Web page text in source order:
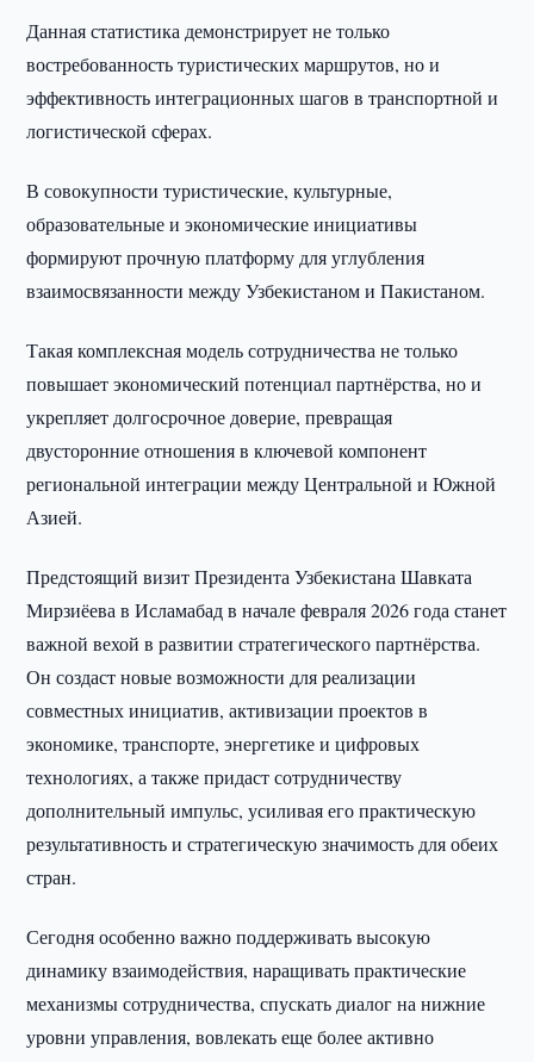
Данная статистика демонстрирует не только
востребованность туристических маршрутов, но и
эффективность интеграционных шагов в транспортной и
логистической сферах.
В совокупности туристические, культурные,
образовательные и экономические инициативы
формируют прочную платформу для углубления
взаимосвязанности между Узбекистаном и Пакистаном.
Такая комплексная модель сотрудничества не только
повышает экономический потенциал партнёрства, но и
укрепляет долгосрочное доверие, превращая
двусторонние отношения в ключевой компонент
региональной интеграции между Центральной и Южной
Азией.
Предстоящий визит Президента Узбекистана Шавката
Мирзиёева в Исламабад в начале февраля 2026 года станет
важной вехой в развитии стратегического партнёрства.
Он создаст новые возможности для реализации
совместных инициатив, активизации проектов в
экономике, транспорте, энергетике и цифровых
технологиях, а также придаст сотрудничеству
дополнительный импульс, усиливая его практическую
результативность и стратегическую значимость для обеих
стран.
Сегодня особенно важно поддерживать высокую
динамику взаимодействия, наращивать практические
механизмы сотрудничества, спускать диалог на нижние
уровни управления, вовлекать еще более активно